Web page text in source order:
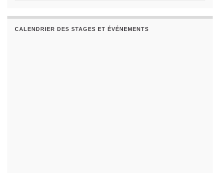
CALENDRIER DES STAGES ET ÉVÉNEMENTS